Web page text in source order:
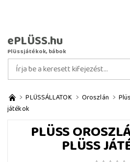
ePLÜSS.hu
Plüssjátékok, bábok
PLÜSSÁLLATOK Oroszlán
játékok
PLÜSS
PLÜSS